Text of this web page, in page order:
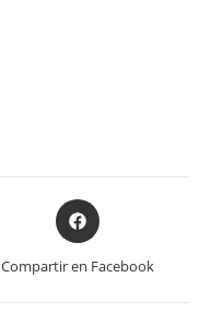
Se
abre
una
Compartir en Facebook